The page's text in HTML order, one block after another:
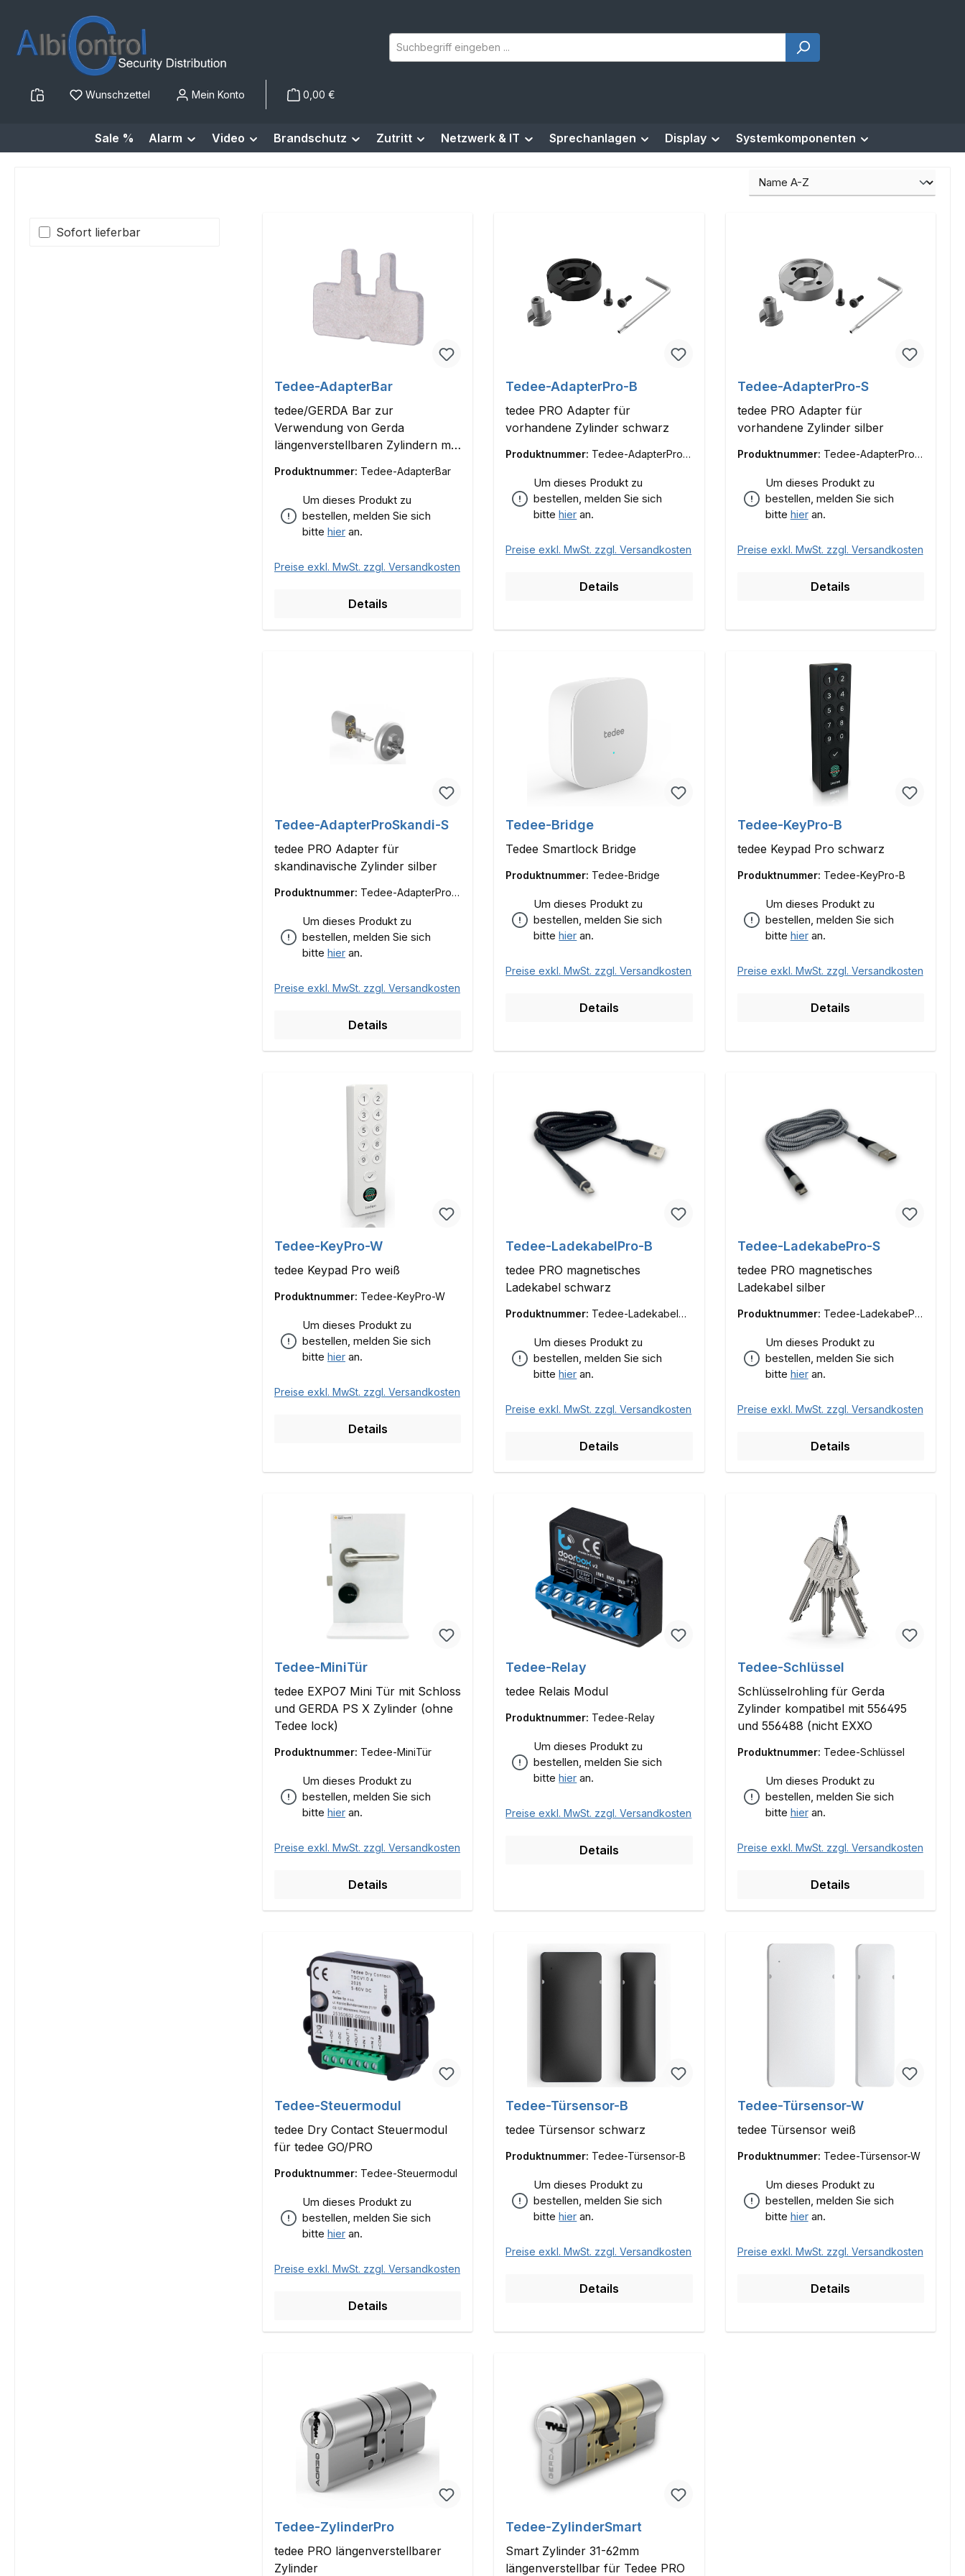
Hauptinhalt springen
Zur Suche springen
Zur Hauptnavigation springen
Wunschzettel Mein Konto 0,00 €
Sale % Alarm Video Brandschutz Zutritt Netzwerk & IT Sprechanlagen Display Systemkomponenten
Sofort lieferbar
Tedee-AdapterBar
tedee/GERDA Bar zur
Verwendung von Gerda
längenverstellbaren Zylindern mit
Produktnummer: Tedee-AdapterBar
Um dieses Produkt zu
bestellen, melden Sie sich
bitte hier an.
Preise exkl. MwSt. zzgl. Versandkosten
Details
Tedee-AdapterPro-B
tedee PRO Adapter für
vorhandene Zylinder schwarz
Produktnummer: Tedee-AdapterPro-
Um dieses Produkt zu
bestellen, melden Sie sich
bittehier an.
Preise exkl. MwSt. zzgl. Versandkosten
Details
Tedee-AdapterPro-S
tedee PRO Adapter für
vorhandene Zylinder silber
Produktnummer: Tedee-AdapterPro-
Um dieses Produkt zu
bestellen, melden Sie sich
bitte hieran.
Preise exkl. MwSt. zzgl. Versandkosten
Details
Tedee-AdapterProSkandi-S
tedee PRO Adapter für
skandinavische Zylinder silber
Produktnummer: Tedee-AdapterProS
Um dieses Produkt zu
bestellen, melden Sie sich
bitte hier an.
Preise exkl. MwSt. zzgl. Versandkosten
Details
Tedee-Bridge
Tedee Smartlock Bridge
Produktnummer: Tedee-Bridge
Um dieses Produkt zu
bestellen, melden Sie sich
bittehier an.
Preise exkl. MwSt. zzgl. Versandkosten
Details
Tedee-KeyPro-B
tedee Keypad Pro schwarz
Produktnummer: Tedee-KeyPro-B
Um dieses Produkt zu
bestellen, melden Sie sich
bitte hieran.
Preise exkl. MwSt. zzgl. Versandkosten
Details
Tedee-KeyPro-W
tedee Keypad Pro weiß
Produktnummer: Tedee-KeyPro-W
Um dieses Produkt zu
bestellen, melden Sie sich
bitte hier an.
Preise exkl. MwSt. zzgl. Versandkosten
Details
Tedee-LadekabelPro-B
tedee PRO magnetisches
Ladekabel schwarz
Produktnummer: Tedee-LadekabelPr
Um dieses Produkt zu
bestellen, melden Sie sich
bittehier an.
Preise exkl. MwSt. zzgl. Versandkosten
Details
Tedee-LadekabePro-S
tedee PRO magnetisches
Ladekabel silber
Produktnummer: Tedee-LadekabePr
Um dieses Produkt zu
bestellen, melden Sie sich
bitte hieran.
Preise exkl. MwSt. zzgl. Versandkosten
Details
Tedee-MiniTür
tedee EXPO7 Mini Tür mit Schloss
und GERDA PS X Zylinder (ohne
Tedee lock)
Produktnummer: Tedee-MiniTür
Um dieses Produkt zu
bestellen, melden Sie sich
bitte hier an.
Preise exkl. MwSt. zzgl. Versandkosten
Details
Tedee-Relay
tedee Relais Modul
Produktnummer: Tedee-Relay
Um dieses Produkt zu
bestellen, melden Sie sich
bittehier an.
Preise exkl. MwSt. zzgl. Versandkosten
Details
Tedee-Schlüssel
Schlüsselrohling für Gerda
Zylinder kompatibel mit 556495
und 556488 (nicht EXXO
Produktnummer: Tedee-Schlüssel
Um dieses Produkt zu
bestellen, melden Sie sich
bitte hieran.
Preise exkl. MwSt. zzgl. Versandkosten
Details
Tedee-Steuermodul
tedee Dry Contact Steuermodul
für tedee GO/PRO
Produktnummer: Tedee-Steuermodul
Um dieses Produkt zu
bestellen, melden Sie sich
bitte hier an.
Preise exkl. MwSt. zzgl. Versandkosten
Details
Tedee-Türsensor-B
tedee Türsensor schwarz
Produktnummer: Tedee-Türsensor-B
Um dieses Produkt zu
bestellen, melden Sie sich
bittehier an.
Preise exkl. MwSt. zzgl. Versandkosten
Details
Tedee-Türsensor-W
tedee Türsensor weiß
Produktnummer: Tedee-Türsensor-W
Um dieses Produkt zu
bestellen, melden Sie sich
bitte hieran.
Preise exkl. MwSt. zzgl. Versandkosten
Details
Tedee-ZylinderPro
tedee PRO längenverstellbarer
Zylinder
Tedee-ZylinderSmart
Smart Zylinder 31-62mm
längenverstellbar für Tedee PRO